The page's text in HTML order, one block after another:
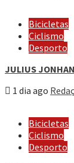
Bicicletas
Ciclismo
Desporto
JULIUS
1 dia ago
Bicicletas
Ciclismo
Desporto